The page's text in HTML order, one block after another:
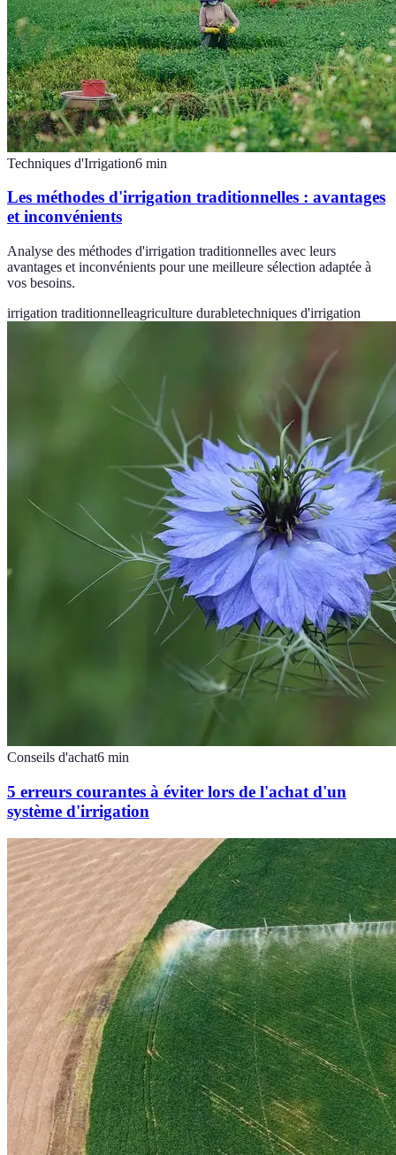
Techniques d'Irrigation6 min
Les méthodes d'irrigation traditionnelles : avantages
et inconvénients
Analyse des méthodes d'irrigation traditionnelles avec leurs
avantages et inconvénients pour une meilleure sélection adaptée à
vos besoins.
irrigation traditionnelleagriculture durabletechniques d'irrigation
Conseils d'achat6 min
5 erreurs courantes à éviter lors de l'achat d'un
système d'irrigation